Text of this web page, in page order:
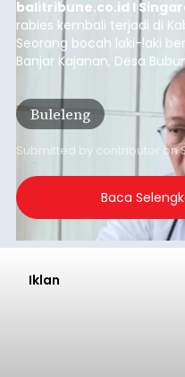
balitribune.co.id I
rabies kembali terjadi di
Seorang bocah laki-laki
Banjar Kajanan, Desa
Seririt, dilaporkan
setelah sebelumnya
2026.
Buleleng
Submitted by contributor on
Baca
Iklan